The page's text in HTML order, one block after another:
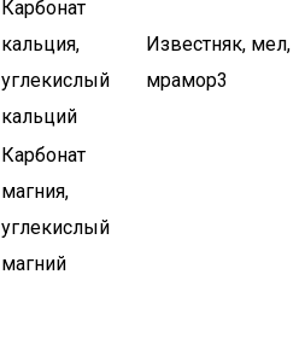
Карбонат
кальция,
углекислый
кальций
Известняк, мел,
мрамор3
Карбонат
магния,
углекислый
магний